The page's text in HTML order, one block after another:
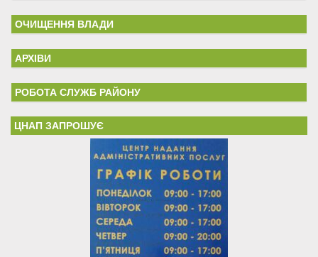
ОЧИЩЕННЯ ВЛАДИ
АРХІВИ
РОБОТА СЛУЖБ РАЙОНУ
ЦНАП ЗАПРОШУЄ